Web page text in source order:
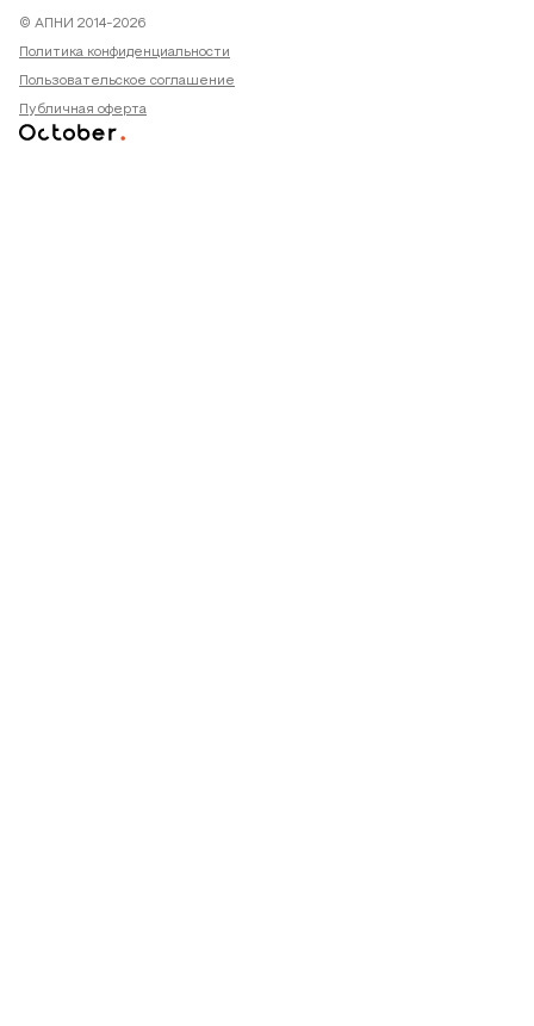
© АПНИ 2014-2026
Политика конфиденциальности
Пользовательское соглашение
Публичная оферта